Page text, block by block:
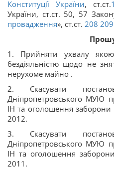
Конституції України, ст.ст.
України, ст.ст. 50, 57
провадження», ст.ст. 208 209
1. Прийняти ухвалу
бездіяльністю щодо не
нерухоме майно .
2. Скасувати
Дніпропетровського МУЮ
ІН та оголошення
2012.
3. Скасувати
Дніпропетровського МУЮ
ІН та оголошення
2011.